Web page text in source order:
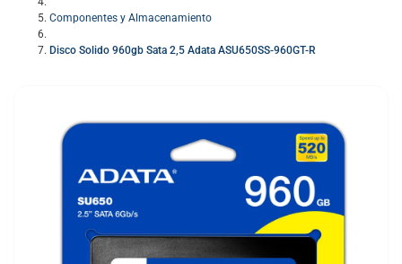
Componentes y Almacenamiento
Disco Solido 960gb Sata 2,5 Adata ASU650SS-960GT-R